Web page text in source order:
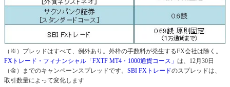
（※）プレッドはすべて、例外あり。外枠の手数料が発生するFX会社は除く。
FXトレード・フィナンシャル「FXTF MT4・1000通貨コース」 は、12月30日
（金）までのキャンペーンスプレッドです。 SBI FXトレードのスプレッドは、
取引数量によって変化します